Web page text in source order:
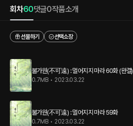
회차60댓글0작품소개
선물하기
선택소장
불가원(不可遠) : 멀어지지 마라 60화 (완결)
0.7MB • 2023.03.22
불가원(不可遠) : 멀어지지 마라 59화
0.7MB • 2023.03.22